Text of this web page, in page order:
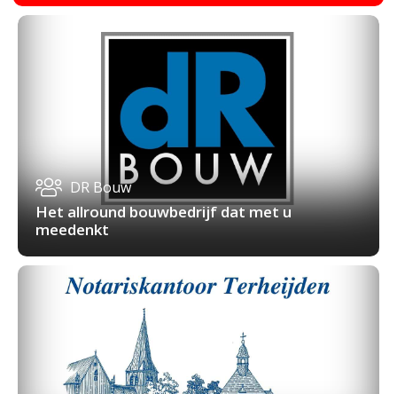
DR Bouw
Het allround bouwbedrijf dat met u
meedenkt